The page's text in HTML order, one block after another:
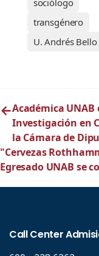
sociólogo
transgénero
U. Andrés Bello
←Académica
Investigación en
la Cámara de
"Cervezas
Egresado UNAB se